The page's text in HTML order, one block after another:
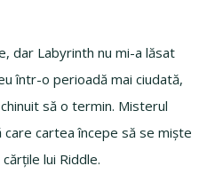
dar Labyrinth nu mi-a lăsat
într-o perioadă mai ciudată,
să o termin. Misterul
cartea începe să se miște
lui Riddle.